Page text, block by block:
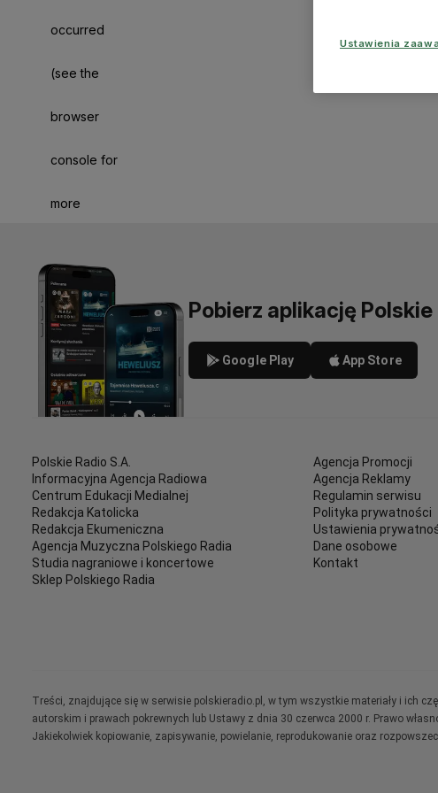
occurred
(see the
browser
console for
more
Pobierz aplikację Polskie
Google Play App Store
Polskie Radio S.A.
Informacyjna Agencja Radiowa
Centrum Edukacji Medialnej
Redakcja Katolicka
Redakcja Ekumeniczna
Agencja Muzyczna Polskiego Radia
Studia nagraniowe i koncertowe
Sklep Polskiego Radia
Agencja Promocji
Agencja Reklamy
Regulamin serwisu
Polityka prywatności
Ustawienia
Dane osobowe
Kontakt
Treści, znajdujące się w serwisie polskieradio.pl, w tym wszystkie materiały i ich
autorskim i prawach pokrewnych lub Ustawy z dnia 30 czerwca 2000 r. Prawo
Jakiekolwiek kopiowanie, zapisywanie, powielanie, reprodukowanie oraz
Ustawienia